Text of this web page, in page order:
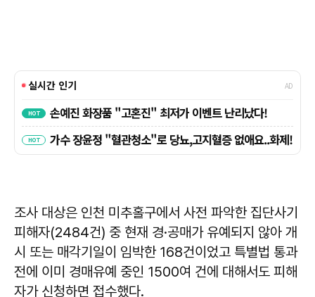
조사 대상은 인천 미추홀구에서 사전 파악한 집단사기
피해자(2484건) 중 현재 경·공매가 유예되지 않아 개
시 또는 매각기일이 임박한 168건이었고 특별법 통과
전에 이미 경매유예 중인 1500여 건에 대해서도 피해
자가 신청하면 접수했다.